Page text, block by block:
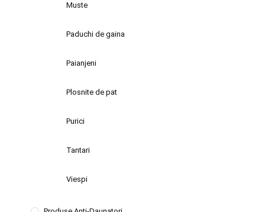
Muste
Paduchi de gaina
Paianjeni
Plosnite de pat
Purici
Tantari
Viespi